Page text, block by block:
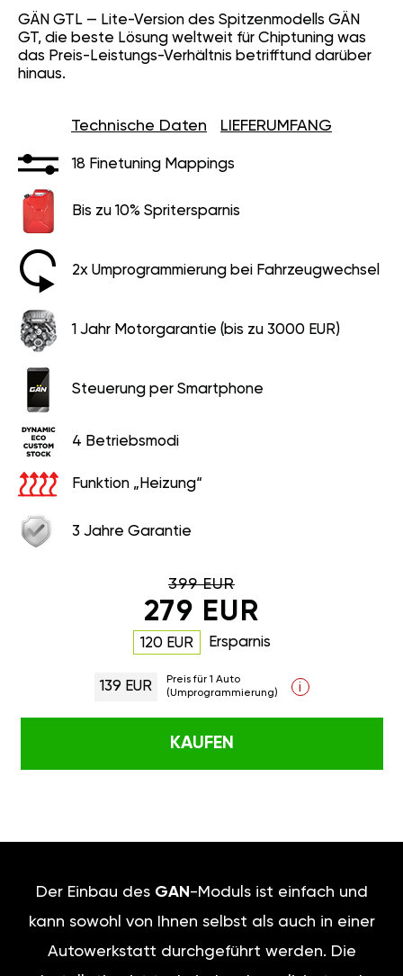
GÄN GTL — Lite-Version des Spitzenmodells GÄN
GT, die beste Lösung weltweit für Chiptuning was
das Preis-Leistungs-Verhältnis betrifftund darüber
hinaus.
Technische Daten LIEFERUMFANG
18 Finetuning Mappings
Bis zu 10% Spritersparnis
2x Umprogrammierung bei Fahrzeugwechsel
1 Jahr Motorgarantie (bis zu 3000 EUR)
Steuerung per Smartphone
4 Betriebsmodi
Funktion „Heizung“
3 Jahre Garantie
399 EUR
279 EUR
120 EUR Ersparnis
139 EUR
Preis für 1 Auto
(Umprogrammierung)
i
KAUFEN
Der Einbau des GAN -Moduls ist einfach und
kann sowohl von Ihnen selbst als auch in einer
Autowerkstatt durchgeführt werden. Die